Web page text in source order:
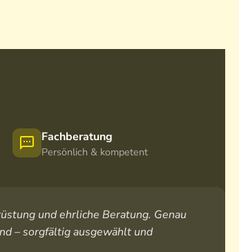
Fachberatung
Persönlich & kompetent
und ehrliche Beratung. Genau
– sorgfältig ausgewählt und